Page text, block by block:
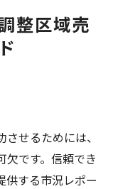
整区域売
せるためには、
欠です。信頼でき
供する市況レポー